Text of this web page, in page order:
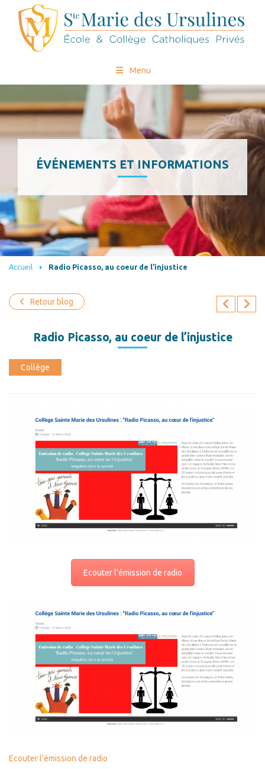
Menu
ÉVÉNEMENTS ET INFORMATIONS
Accueil Radio Picasso, au coeur de l’injustice
Retour blog
Radio Picasso, au coeur de l’injustice
Collège
Ecouter l'émission de radio
Ecouter l’émission de radio